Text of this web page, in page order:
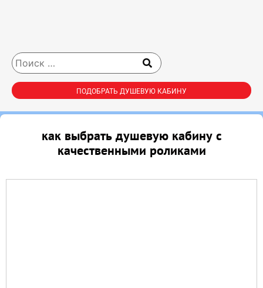
ПОДОБРАТЬ ДУШЕВУЮ КАБИНУ
как выбрать душевую кабину с
качественными роликами